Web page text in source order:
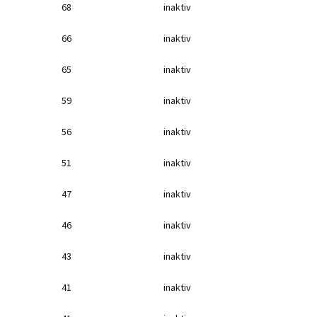
68 inaktiv
66 inaktiv
65 inaktiv
59 inaktiv
56 inaktiv
51 inaktiv
47 inaktiv
46 inaktiv
43 inaktiv
41 inaktiv